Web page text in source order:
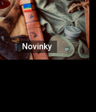
Novinky